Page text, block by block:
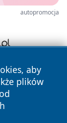
autopromocja
aby
plików